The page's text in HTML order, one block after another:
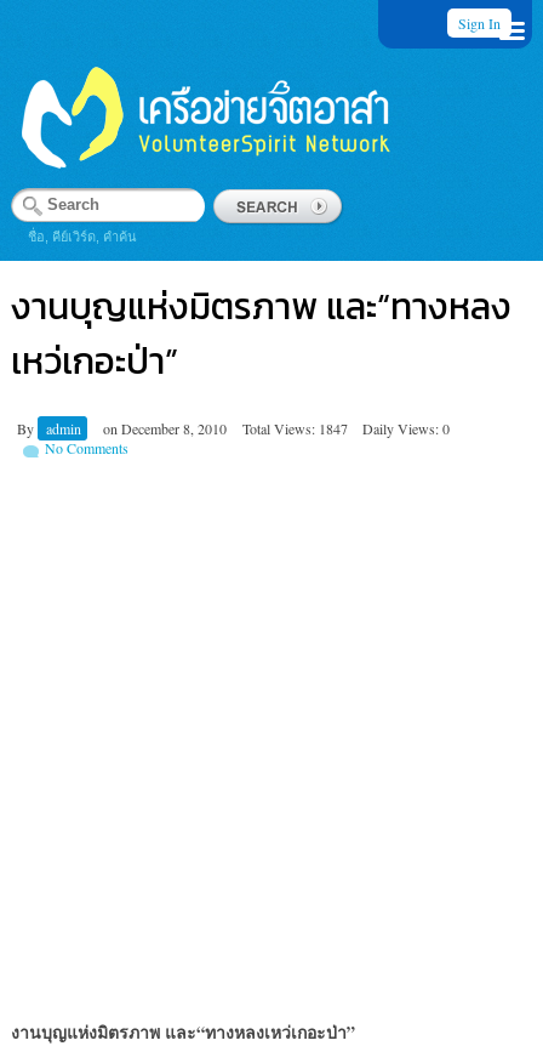
Sign In
ชื่อ, คีย์เวิร์ด, คำค้น
งานบุญแห่งมิตรภาพ และ“ทางหลง
เหว่เกอะป่า”
By admin on December 8, 2010 Total Views: 1847
Daily Views: 0
No Comments
งานบุญแห่งมิตรภาพ และ“ทางหลงเหว่เกอะป่า”